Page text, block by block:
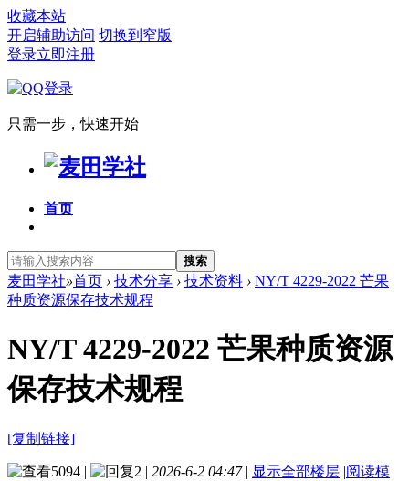
收藏本站
开启辅助访问 切换到窄版
登录立即注册
只需一步，快速开始
首页
搜索
麦田学社»首页 › 技术分享 › 技术资料 › NY/T 4229-2022 芒果
种质资源保存技术规程
NY/T 4229-2022 芒果种质资源
保存技术规程
[复制链接]
5094 | 2 | 2026-6-2 04:47 | 显示全部楼层 |阅读模